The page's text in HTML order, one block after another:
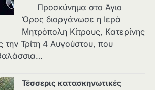
Προσκύνημα στο Άγιο
Όρος διοργάνωσε η Ιερά
Μητρόπολη Κίτρους, Κατερίνης
την Τρίτη 4 Αυγούστου, που
Τέσσερις κατασκηνωτικές